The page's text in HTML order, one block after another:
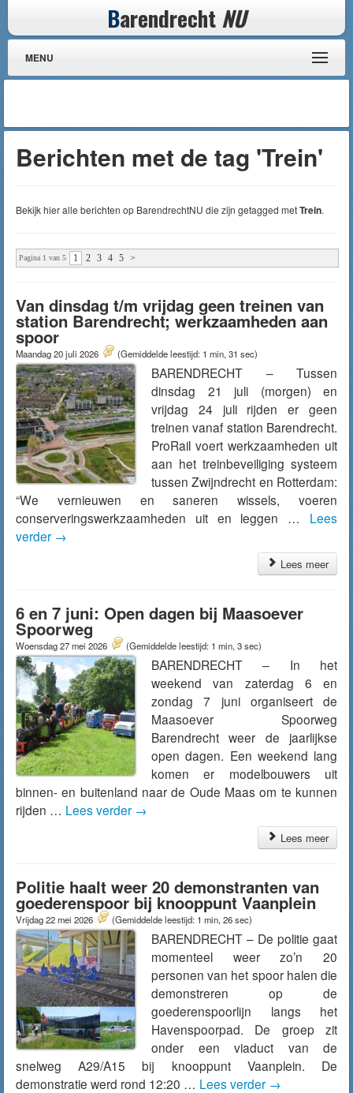
Barendrecht NU
MENU
Berichten met de tag 'Trein'
Bekijk hier alle berichten op BarendrechtNU die zijn getagged metTrein.
Pagina 1 van 5 1 2 3 4 5 >
Van dinsdag t/m vrijdag geen treinen van
station Barendrecht; werkzaamheden aan
spoor
Maandag 20 juli 2026 (Gemiddelde leestijd: 1 min, 31 sec)
BARENDRECHT – Tussen
dinsdag 21 juli (morgen) en
vrijdag 24 juli rijden er geen
treinen vanaf station Barendrecht.
ProRail voert werkzaamheden uit
aan het treinbeveiliging systeem
tussen Zwijndrecht en Rotterdam:
“We vernieuwen en saneren wissels, voeren
conserveringswerkzaamheden uit en leggen … Lees
verder →
Lees meer
6 en 7 juni: Open dagen bij Maasoever
Spoorweg
Woensdag 27 mei 2026 (Gemiddelde leestijd: 1 min, 3 sec)
BARENDRECHT – In het
weekend van zaterdag 6 en
zondag 7 juni organiseert de
Maasoever Spoorweg
Barendrecht weer de jaarlijkse
open dagen. Een weekend lang
komen er modelbouwers uit
binnen- en buitenland naar de Oude Maas om te kunnen
rijden … Lees verder →
Lees meer
Politie haalt weer 20 demonstranten van
goederenspoor bij knooppunt Vaanplein
Vrijdag 22 mei 2026 (Gemiddelde leestijd: 1 min, 26 sec)
BARENDRECHT – De politie gaat
momenteel weer zo’n 20
personen van het spoor halen die
demonstreren op de
goederenspoorlijn langs het
Havenspoorpad. De groep zit
onder een viaduct van de
snelweg A29/A15 bij knooppunt Vaanplein. De
demonstratie werd rond 12:20 … Lees verder →